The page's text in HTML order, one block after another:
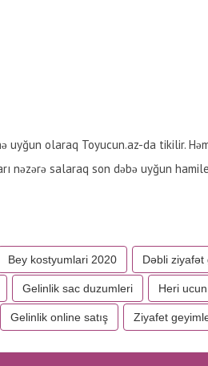
olaraq Toyucun.az-da tikilir.
nəzərə salaraq son dəbə uyğun
Bey kostyumlari 2020 Dəbli ziyafət
Gelinlik sac duzumleri Heri
Gelinlik online satış Ziyafet